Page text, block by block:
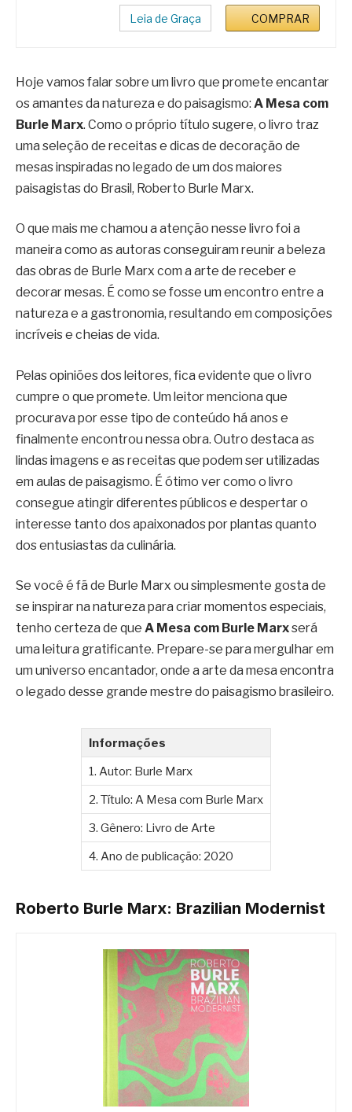
Leia de Graça COMPRAR
Hoje vamos falar sobre um livro que promete encantar
os amantes da natureza e do paisagismo: A Mesa com
Burle Marx. Como o próprio título sugere, o livro traz
uma seleção de receitas e dicas de decoração de
mesas inspiradas no legado de um dos maiores
paisagistas do Brasil, Roberto Burle Marx.
O que mais me chamou a atenção nesse livro foi a
maneira como as autoras conseguiram reunir a beleza
das obras de Burle Marx com a arte de receber e
decorar mesas. É como se fosse um encontro entre a
natureza e a gastronomia, resultando em composições
incríveis e cheias de vida.
Pelas opiniões dos leitores, fica evidente que o livro
cumpre o que promete. Um leitor menciona que
procurava por esse tipo de conteúdo há anos e
finalmente encontrou nessa obra. Outro destaca as
lindas imagens e as receitas que podem ser utilizadas
em aulas de paisagismo. É ótimo ver como o livro
consegue atingir diferentes públicos e despertar o
interesse tanto dos apaixonados por plantas quanto
dos entusiastas da culinária.
Se você é fã de Burle Marx ou simplesmente gosta de
se inspirar na natureza para criar momentos especiais,
tenho certeza de que A Mesa com Burle Marxserá
uma leitura gratificante. Prepare-se para mergulhar em
um universo encantador, onde a arte da mesa encontra
o legado desse grande mestre do paisagismo brasileiro.
Informações
1. Autor: Burle Marx
2. Título: A Mesa com Burle Marx
3. Gênero: Livro de Arte
4. Ano de publicação: 2020
Roberto Burle Marx: Brazilian Modernist